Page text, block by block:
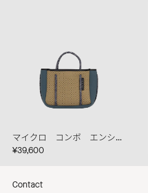
マイクロ コンボ エンシェント クレイ/スチールブルー/ミスティックブルー
¥39,600
Contact